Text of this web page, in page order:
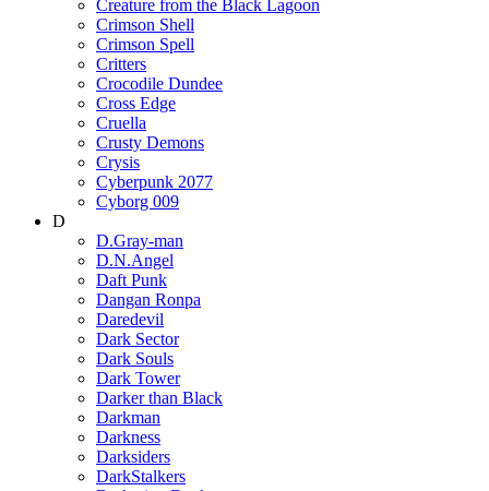
Creature from the Black Lagoon
Crimson Shell
Crimson Spell
Critters
Crocodile Dundee
Cross Edge
Cruella
Crusty Demons
Crysis
Cyberpunk 2077
Cyborg 009
D
D.Gray-man
D.N.Angel
Daft Punk
Dangan Ronpa
Daredevil
Dark Sector
Dark Souls
Dark Tower
Darker than Black
Darkman
Darkness
Darksiders
DarkStalkers